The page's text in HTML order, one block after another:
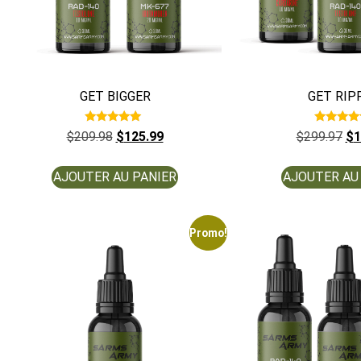
GET BIGGER
Note
5.00
$209.98 $125.99
AJOUTER AU PANIER
GET
Note
5.00
$299.97 $
AJOUTER
Promo!